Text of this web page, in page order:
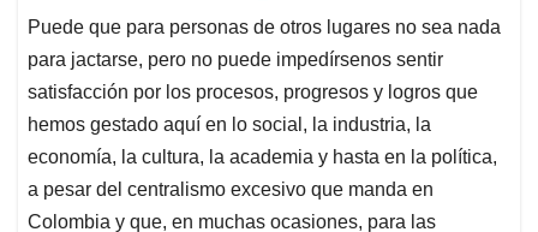
Puede que para personas de otros lugares no sea nada
para jactarse, pero no puede impedírsenos sentir
satisfacción por los procesos, progresos y logros que
hemos gestado aquí en lo social, la industria, la
economía, la cultura, la academia y hasta en la política,
a pesar del centralismo excesivo que manda en
Colombia y que, en muchas ocasiones, para las